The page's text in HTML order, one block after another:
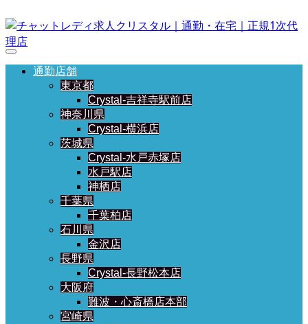
通勤店舗
東京都
Crystal-吉祥寺駅前店
神奈川県
Crystal-横浜店
茨城県
Crystal-水戸赤塚店
水戸駅店
神栖店
千葉県
千葉柏店
石川県
金沢店
長野県
Crystal-長野松本店
大阪府
難波・心斎橋店本部
宮崎県